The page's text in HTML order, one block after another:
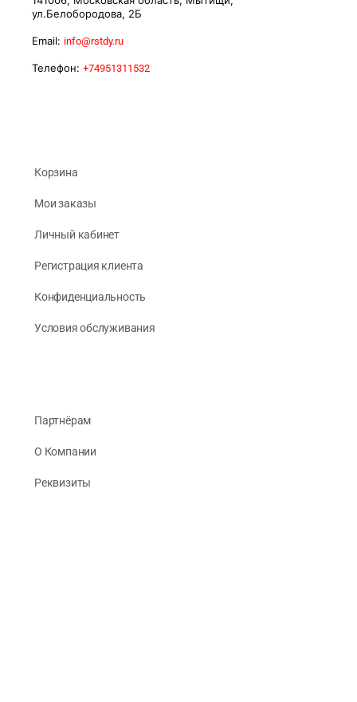
ул.Белобородова, 2Б
Email: info@rstdy.ru
Телефон: +74951311532
Корзина
Мои заказы
Личный кабинет
Регистрация клиента
Конфиденциальность
Условия обслуживания
Партнёрам
О Компании
Реквизиты